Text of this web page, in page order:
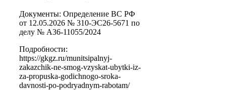
Документы: Определение ВС РФ
от 12.05.2026 № 310-ЭС26-5671 по
делу № А36-11055/2024
Подробности:
https://gkgz.ru/munitsipalnyj-
zakazchik-ne-smog-vzyskat-ubytki-iz-
za-propuska-godichnogo-sroka-
davnosti-po-podryadnym-rabotam/